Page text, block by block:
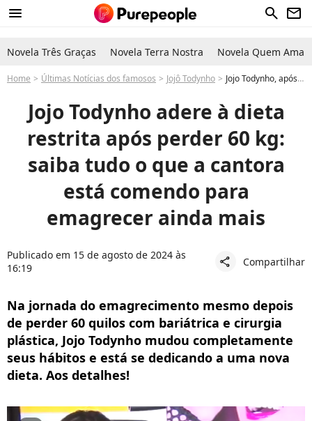
menu search newsletter
Novela Três Graças Novela Terra Nostra Novela Quem Ama
Home Últimas Notícias dos famosos Jojô Todynho Jojo Todynho, após perder 60 kg, começa nova dieta restrita: saiba TUDO o que a cantora está comendo para emagrecer
Jojo Todynho adere à dieta
restrita após perder 60 kg:
saiba tudo o que a cantora
está comendo para
emagrecer ainda mais
Publicado em 15 de agosto de 2024 às
16:19
share Compartilhar
Na jornada do emagrecimento mesmo depois
de perder 60 quilos com bariátrica e cirurgia
plástica, Jojo Todynho mudou completamente
seus hábitos e está se dedicando a uma nova
dieta. Aos detalhes!